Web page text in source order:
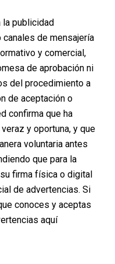
hace meses o años.
persona”, sino de
moda ni una presión
ligada a tu bienestar
haber recorrido un
convencerte,
la publicidad
de mensajería
y comercial,
de aprobación ni
del procedimiento a
de aceptación o
confirma que ha
y oportuna, y que
voluntaria antes
que para la
firma física o digital
de advertencias. Si
conoces y aceptas
aquí